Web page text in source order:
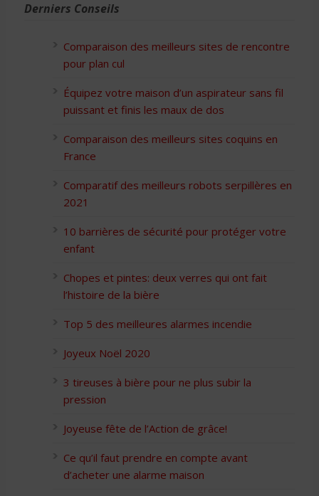
Derniers Conseils
Comparaison des meilleurs sites de rencontre
pour plan cul
Équipez votre maison d’un aspirateur sans fil
puissant et finis les maux de dos
Comparaison des meilleurs sites coquins en
France
Comparatif des meilleurs robots serpillères en
2021
10 barrières de sécurité pour protéger votre
enfant
Chopes et pintes: deux verres qui ont fait
l’histoire de la bière
Top 5 des meilleures alarmes incendie
Joyeux Noël 2020
3 tireuses à bière pour ne plus subir la
pression
Joyeuse fête de l’Action de grâce!
Ce qu’il faut prendre en compte avant
d’acheter une alarme maison